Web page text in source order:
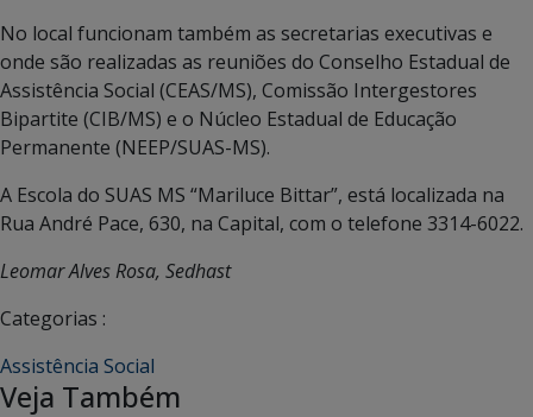
No local funcionam também as secretarias executivas e
onde são realizadas as reuniões do Conselho Estadual de
Assistência Social (CEAS/MS), Comissão Intergestores
Bipartite (CIB/MS) e o Núcleo Estadual de Educação
Permanente (NEEP/SUAS-MS).
A Escola do SUAS MS “Mariluce Bittar”, está localizada na
Rua André Pace, 630, na Capital, com o telefone 3314-6022.
Leomar Alves Rosa, Sedhast
Categorias :
Assistência Social
Veja Também